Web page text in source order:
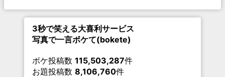
3秒で笑える大喜利サービス
写真で一言ボケて(bokete)
ボケ投稿数 115,503,287件
お題投稿数 8,106,760件